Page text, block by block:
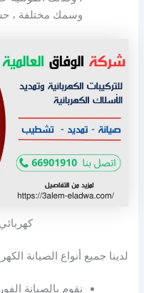
وسمك مختلفة ،
لدينا جميع أنواع الصيانة
نقوم بالصيانة